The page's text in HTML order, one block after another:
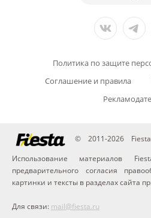
Политика по защите
Соглашение и правила
© 2011-2026
Использование материалов
предварительного согласия
картинки и тексты в разделах сайта
Для связи: mail@fiesta.ru